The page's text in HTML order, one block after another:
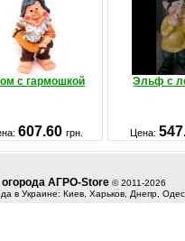
с гармошкой Эльф с
607.60 грн. Цена:
огорода АГРО-Store © 2011-2026
в Украине: Киев, Харьков, Днепр,